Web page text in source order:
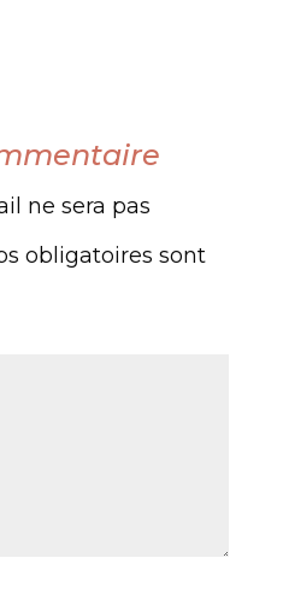
ne sera pas
obligatoires sont